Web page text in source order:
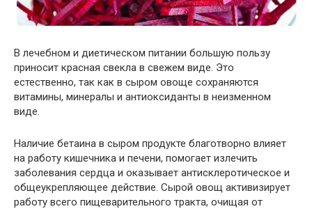
В лечебном и диетическом питании большую пользу
приносит красная свекла в свежем виде. Это
естественно, так как в сыром овоще сохраняются
витамины, минералы и антиоксиданты в неизменном
виде.
Наличие бетаина в сыром продукте благотворно влияет
на работу кишечника и печени, помогает излечить
заболевания сердца и оказывает антисклеротическое и
общеукрепляющее действие. Сырой овощ активизирует
работу всего пищеварительного тракта, очищая от